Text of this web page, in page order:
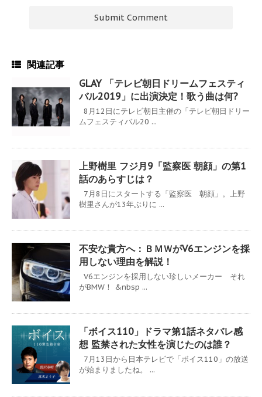
関連記事
GLAY 「テレビ朝日ドリームフェスティ
バル2019」に出演決定！歌う曲は何?
8月12日にテレビ朝日主催の「テレビ朝日ドリー
ムフェスティバル20 ...
上野樹里 フジ月9「監察医 朝顔」の第1
話のあらすじは？
7月8日にスタートする「監察医 朝顔」。上野
樹里さんが13年ぶりに ...
不安な貴方へ：ＢＭＷがV6エンジンを採
用しない理由を解説！
V6エンジンを採用しない珍しいメーカー それ
がBMW！ &nbsp ...
「ボイス110」ドラマ第1話ネタバレ感
想 監禁された女性を演じたのは誰？
7月13日から日本テレビで「ボイス110」の放送
が始まりましたね。 ...